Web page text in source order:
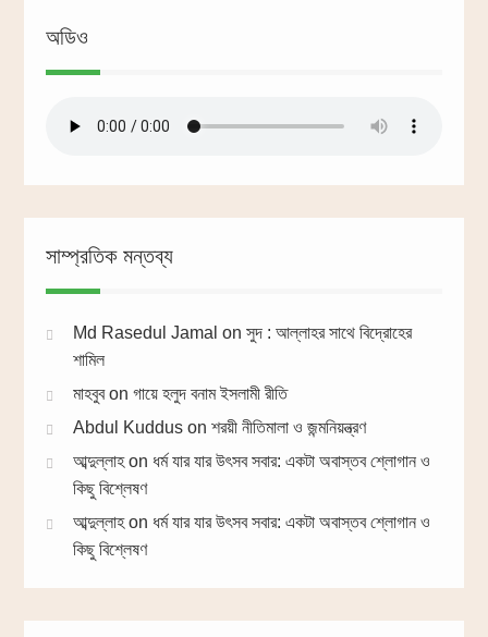
অডিও
সাম্প্রতিক মন্তব্য
Md Rasedul Jamal on সুদ : আল্লাহর সাথে বিদ্রোহের
শামিল
মাহবুবon গায়ে হলুদ বনাম ইসলামী রীতি
Abdul Kudduson শরয়ী নীতিমালা ও জন্মনিয়ন্ত্রণ
আব্দুল্লাহon ধর্ম যার যার উৎসব সবার: একটা অবাস্তব শ্লোগান ও
কিছু বিশ্লেষণ
আব্দুল্লাহon ধর্ম যার যার উৎসব সবার: একটা অবাস্তব শ্লোগান ও
কিছু বিশ্লেষণ